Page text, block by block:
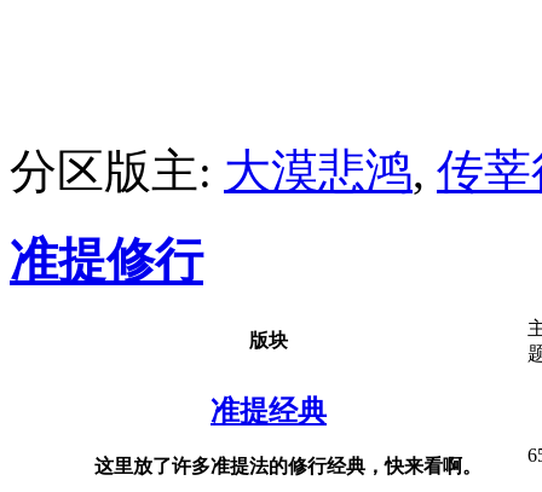
分区版主: 大漠悲鸿, 传
准提修行
版块
准提经典
这里放了许多准提法的修行经典，快来看啊。